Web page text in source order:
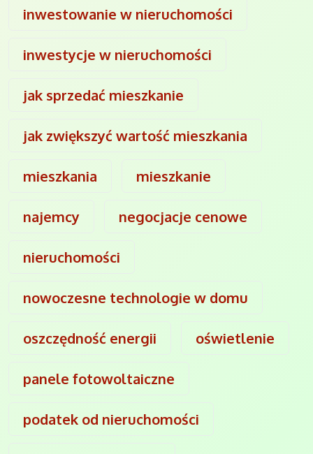
inwestowanie w nieruchomości
inwestycje w nieruchomości
jak sprzedać mieszkanie
jak zwiększyć wartość mieszkania
mieszkania mieszkanie
najemcy negocjacje cenowe
nieruchomości
nowoczesne technologie w domu
oszczędność energii oświetlenie
panele fotowoltaiczne
podatek od nieruchomości